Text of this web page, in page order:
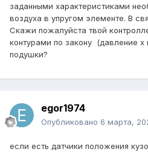
заданными характеристиками
воздуха в упругом элементе. В
Скажи пожалуйста твой
контурами по закону (давление
подушки?
egor1974
Опубликовано 6 марта,
если есть датчики положения